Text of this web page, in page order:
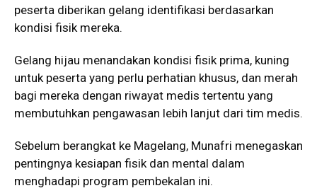
peserta diberikan gelang identifikasi berdasarkan
kondisi fisik mereka.
Gelang hijau menandakan kondisi fisik prima, kuning
untuk peserta yang perlu perhatian khusus, dan merah
bagi mereka dengan riwayat medis tertentu yang
membutuhkan pengawasan lebih lanjut dari tim medis.
Sebelum berangkat ke Magelang, Munafri menegaskan
pentingnya kesiapan fisik dan mental dalam
menghadapi program pembekalan ini.